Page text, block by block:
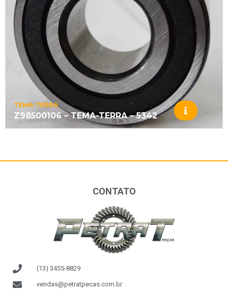
TEMA-TERRA
Z98500106 – TEMA-TERRA – 5342
CONTATO
(13) 3455-8829
vendas@petratpecas.com.br